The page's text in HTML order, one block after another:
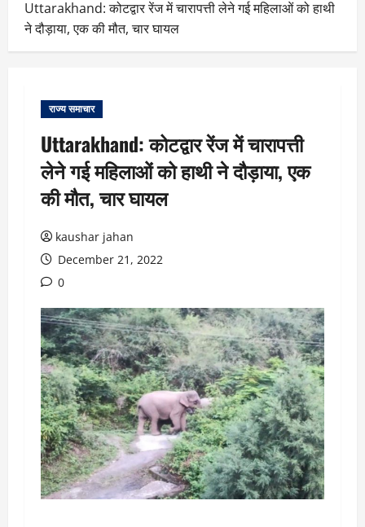
Uttarakhand: कोटद्वार रेंज में चारापत्ती लेने गई महिलाओं को हाथी
ने दौड़ाया, एक की मौत, चार घायल
राज्य समाचार
Uttarakhand: कोटद्वार रेंज में चारापत्ती
लेने गई महिलाओं को हाथी ने दौड़ाया, एक
की मौत, चार घायल
kaushar jahan
December 21, 2022
0